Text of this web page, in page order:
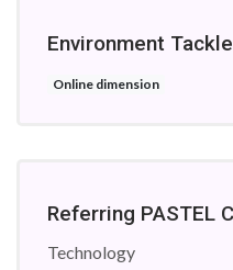
Environment
Online dimension
Referring PASTEL
Technology